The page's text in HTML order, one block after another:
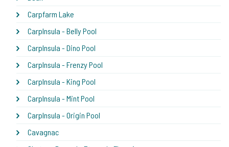
Carpfarm Lake
CarpInsula - Belly Pool
CarpInsula - Dino Pool
CarpInsula - Frenzy Pool
CarpInsula - King Pool
CarpInsula - Mint Pool
CarpInsula - Origin Pool
Cavagnac